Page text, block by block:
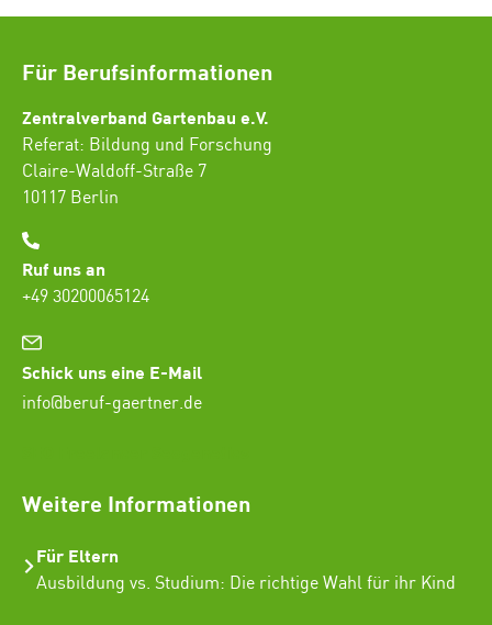
Für Berufsinformationen
Zentralverband Gartenbau e.V.
Referat: Bildung und Forschung
Claire-Waldoff-Straße 7
10117 Berlin
Ruf uns an
+49 30200065124
Schick uns eine E-Mail
info@beruf-gaertner.de
Weitere Informationen
Für Eltern
Ausbildung vs. Studium: Die richtige Wahl für ihr Kind